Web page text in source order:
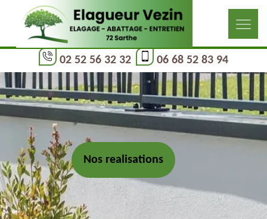
02 52 56 32 32 06 68 52 83 94
Nos realisations